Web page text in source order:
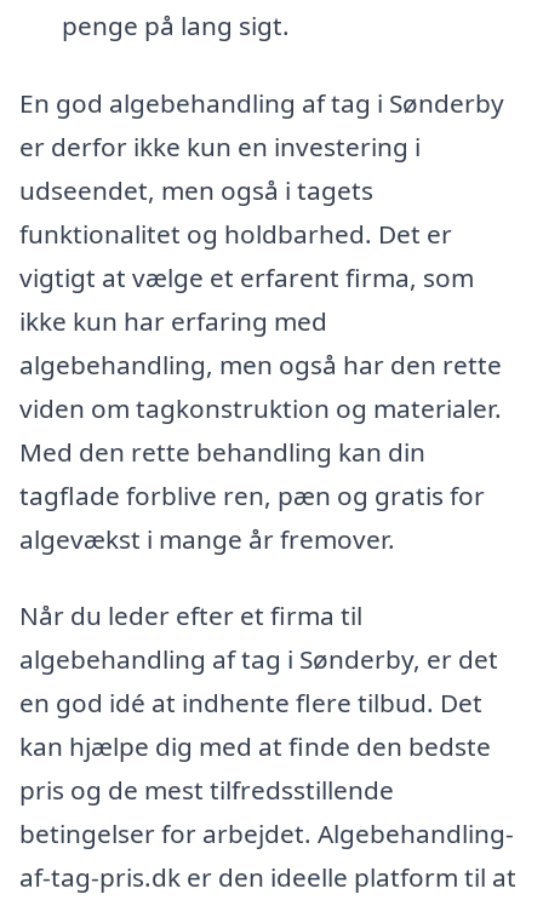
penge på lang sigt.
En god algebehandling af tag i Sønderby
er derfor ikke kun en investering i
udseendet, men også i tagets
funktionalitet og holdbarhed. Det er
vigtigt at vælge et erfarent firma, som
ikke kun har erfaring med
algebehandling, men også har den rette
viden om tagkonstruktion og materialer.
Med den rette behandling kan din
tagflade forblive ren, pæn og gratis for
algevækst i mange år fremover.
Når du leder efter et firma til
algebehandling af tag i Sønderby, er det
en god idé at indhente flere tilbud. Det
kan hjælpe dig med at finde den bedste
pris og de mest tilfredsstillende
betingelser for arbejdet. Algebehandling-
af-tag-pris.dk er den ideelle platform til at